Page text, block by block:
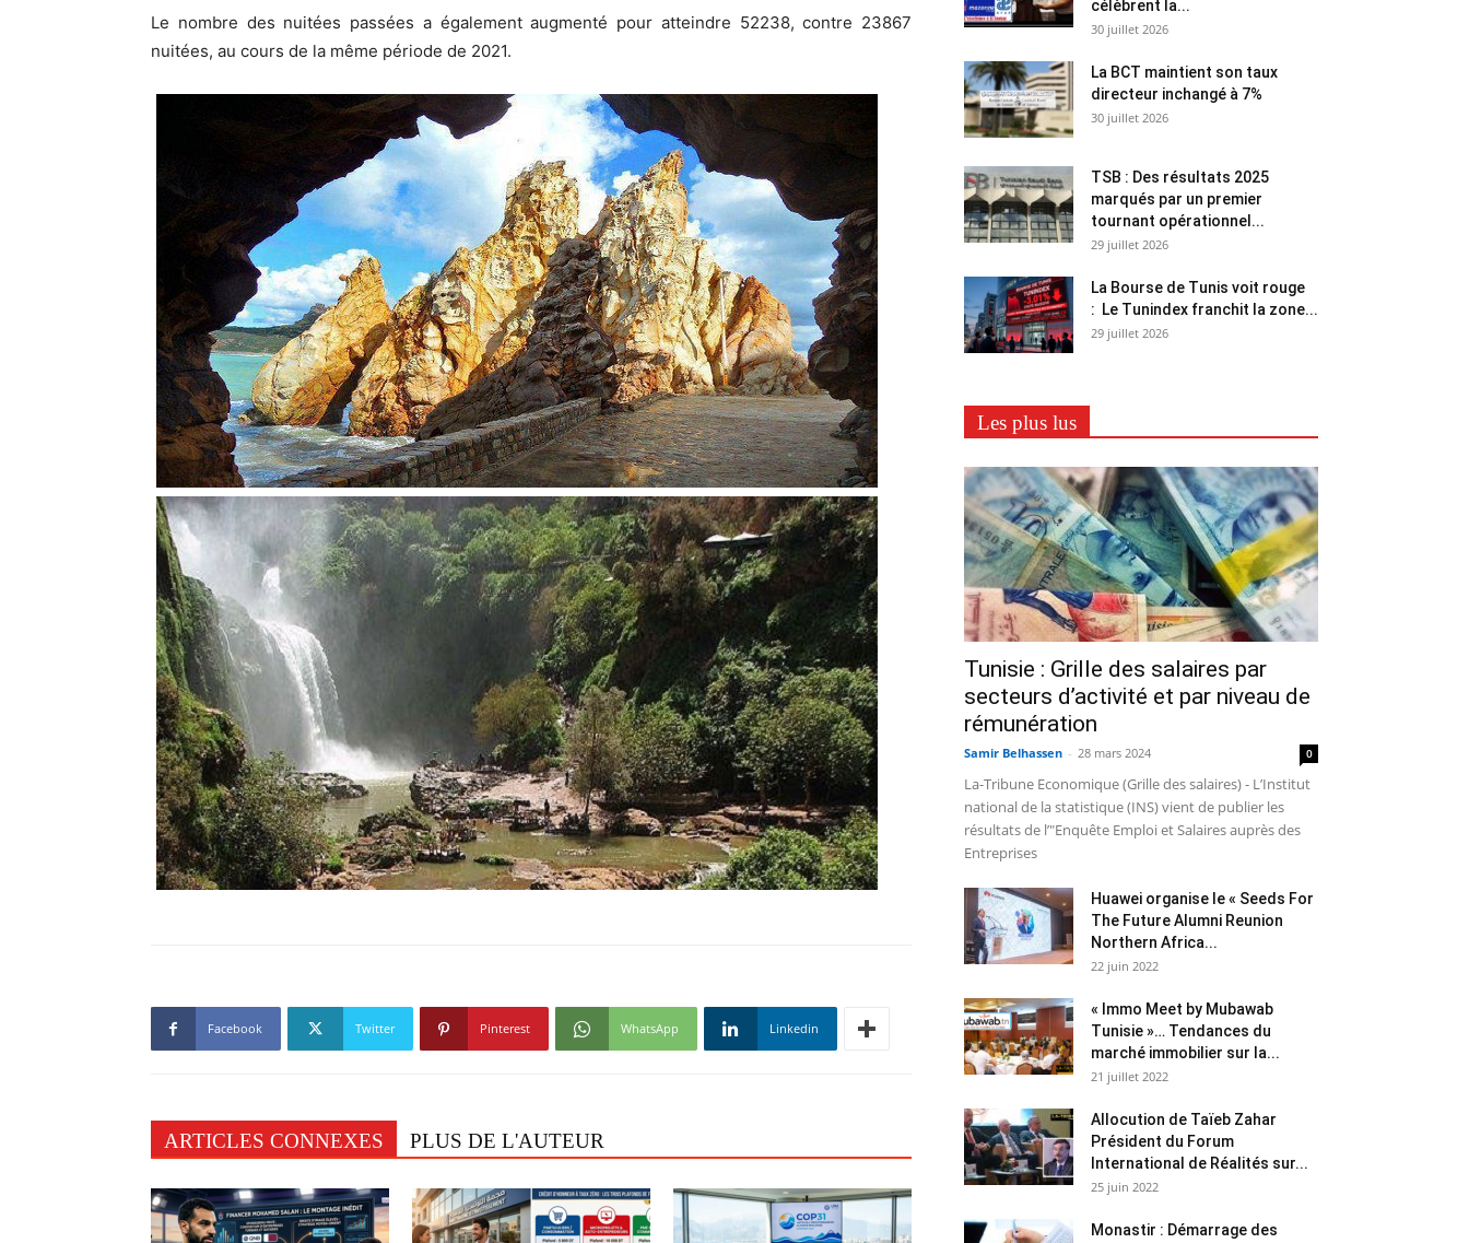
Le nombre des nuitées passées a également augmenté pour atteindre 52238, contre 23867
nuitées, au cours de la même période de 2021.
Facebook Twitter Pinterest WhatsApp Linkedin
ARTICLES CONNEXES PLUS DE L'AUTEUR
célèbrent la...
30 juillet 2026
La BCT maintient son taux
directeur inchangé à 7%
30 juillet 2026
TSB : Des résultats 2025
marqués par un premier
tournant opérationnel...
29 juillet 2026
La Bourse de Tunis voit rouge
: Le Tunindex franchit la zone...
29 juillet 2026
Les plus lus
Tunisie : Grille des salaires par
secteurs d’activité et par niveau de
rémunération
Samir Belhassen - 28 mars 2024 0
La-Tribune Economique (Grille des salaires) - L’Institut
national de la statistique (INS) vient de publier les
résultats de l’"Enquête Emploi et Salaires auprès des
Entreprises
Huawei organise le « Seeds For
The Future Alumni Reunion
Northern Africa...
22 juin 2022
« Immo Meet by Mubawab
Tunisie »… Tendances du
marché immobilier sur la...
21 juillet 2022
Allocution de Taïeb Zahar
Président du Forum
International de Réalités sur...
25 juin 2022
Monastir : Démarrage des